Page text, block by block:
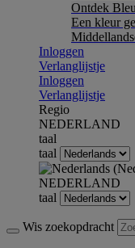
Ontdek
Een kleur
Inloggen
Verlanglijstje
Inloggen
Verlanglijstje
Regio
NEDERLAND
taal
taal
NEDERLAND
taal
Wis zoekopdracht